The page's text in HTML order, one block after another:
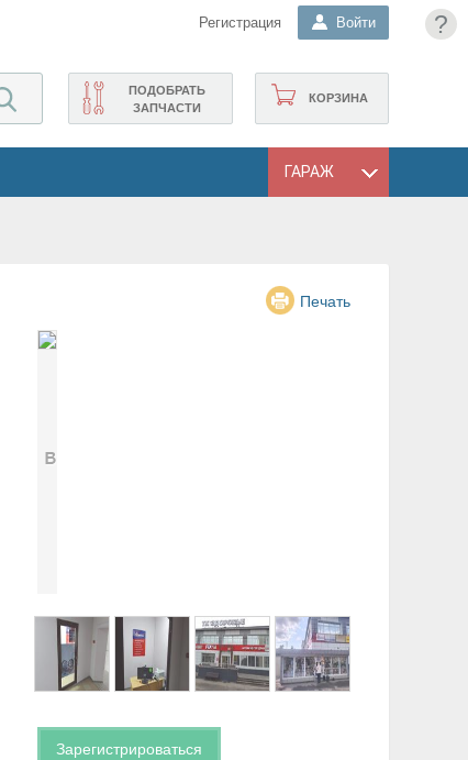
?
Регистрация Войти
КОРЗИНА
ПОДОБРАТЬ
ЗАПЧАСТИ
ГАРАЖ
Печать
Зарегистрироваться